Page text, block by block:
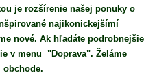
je rozšírenie našej ponuky o
najikonickejšímí
nové. Ak hľadáte podrobnejšie
v menu "Doprava". Želáme
obchode.